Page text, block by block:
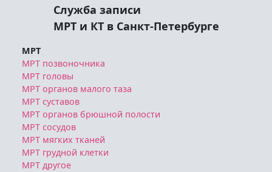
Служба записи
МРТ и КТ в Санкт-Петербурге
МРТ
МРТ позвоночника
МРТ головы
МРТ органов малого таза
МРТ суставов
МРТ органов брюшной полости
МРТ сосудов
МРТ мягких тканей
МРТ грудной клетки
МРТ другое